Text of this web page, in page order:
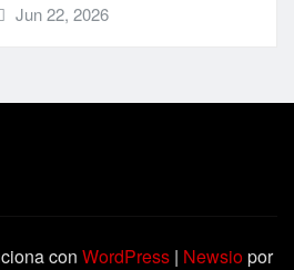
Jun 22, 2026
con WordPress | Newsiopor